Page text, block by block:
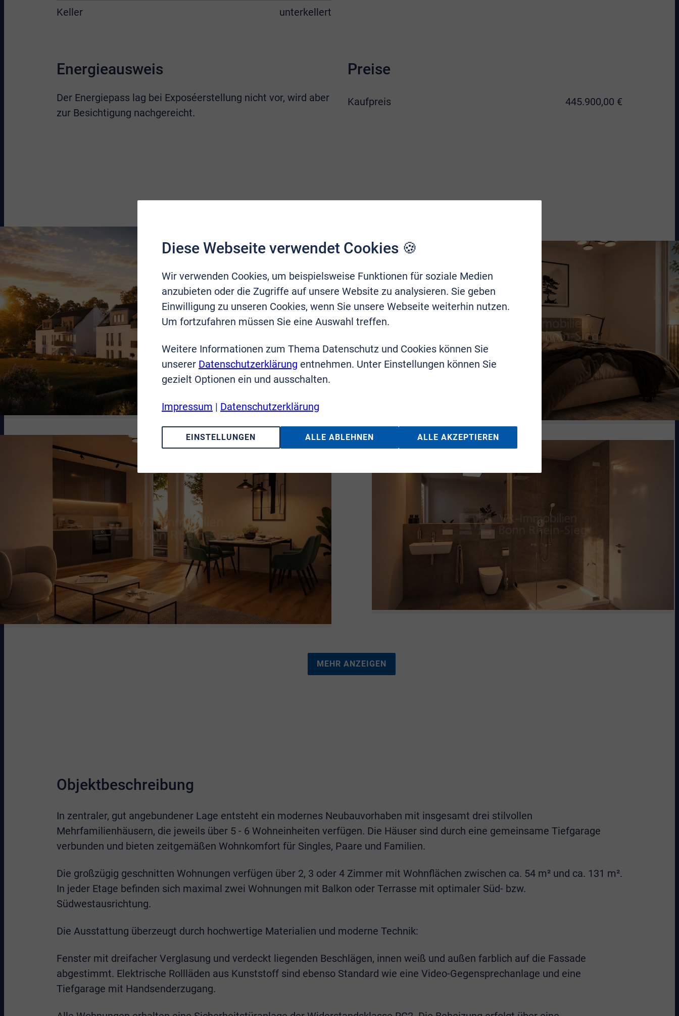
Keller
unterkellert
Energieausweis
Der Energiepass lag bei Exposéerstellung nicht vor, wird aber
zur Besichtigung nachgereicht.
Preise
Kaufpreis 445.900,00 €
MEHR ANZEIGEN
Objektbeschreibung
In zentraler, gut angebundener Lage entsteht ein modernes Neubauvorhaben mit insgesamt drei stilvollen
Mehrfamilienhäusern, die jeweils über 5 - 6 Wohneinheiten verfügen. Die Häuser sind durch eine gemeinsame Tiefgarage
verbunden und bieten zeitgemäßen Wohnkomfort für Singles, Paare und Familien.
Die großzügig geschnitten Wohnungen verfügen über 2, 3 oder 4 Zimmer mit Wohnflächen zwischen ca. 54 m² und ca. 131 m².
In jeder Etage befinden sich maximal zwei Wohnungen mit Balkon oder Terrasse mit optimaler Süd- bzw.
Südwestausrichtung.
Die Ausstattung überzeugt durch hochwertige Materialien und moderne Technik:
Fenster mit dreifacher Verglasung und verdeckt liegenden Beschlägen, innen weiß und außen farblich auf die Fassade
abgestimmt. Elektrische Rollläden aus Kunststoff sind ebenso Standard wie eine Video-Gegensprechanlage und eine
Tiefgarage mit Handsenderzugang.
Diese Webseite verwendet Cookies 🍪
Wir verwenden Cookies, um beispielsweise Funktionen für soziale Medien
anzubieten oder die Zugriffe auf unsere Website zu analysieren. Sie geben
Einwilligung zu unseren Cookies, wenn Sie unsere Webseite weiterhin nutzen.
Um fortzufahren müssen Sie eine Auswahl treffen.
Weitere Informationen zum Thema Datenschutz und Cookies können Sie
unserer Datenschutzerklärung entnehmen. Unter Einstellungen können Sie
gezielt Optionen ein und ausschalten.
Impressum | Datenschutzerklärung
EINSTELLUNGEN ALLE ABLEHNEN ALLE AKZEPTIEREN